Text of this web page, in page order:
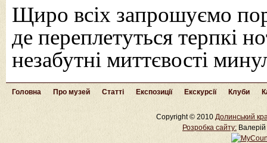
Щиро всіх запрошуємо
де переплетуться терпкі
незабутні миттєвості
Головна Про музей Статті Експозиції Екскурсії Клуби
Copyright © 2010 Долинський
Розробка cайту: